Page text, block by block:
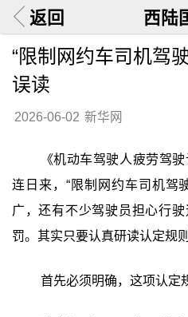
返回 西陆
“限制网约车司机驾
误读
2026-06-02 新华网
《机动车驾驶人疲劳驾
连日来，“限制网约车司机驾
广，还有不少驾驶员担心行
罚。其实只要认真研读认定规
首先必须明确，这项认定